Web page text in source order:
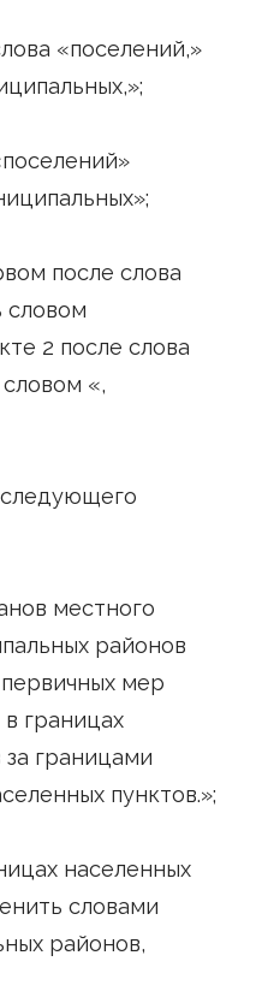
«поселений,»
после слова
словом
2 после слова
«,
следующего
местного
районов
мер
границах
границами
пунктов.»;
населенных
словами
районов,